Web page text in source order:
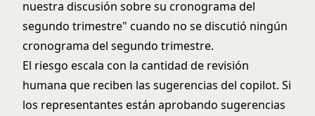
nuestra discusión sobre su cronograma del
segundo trimestre" cuando no se discutió ningún
cronograma del segundo trimestre.
El riesgo escala con la cantidad de revisión
humana que reciben las sugerencias del copilot. Si
los representantes están aprobando sugerencias